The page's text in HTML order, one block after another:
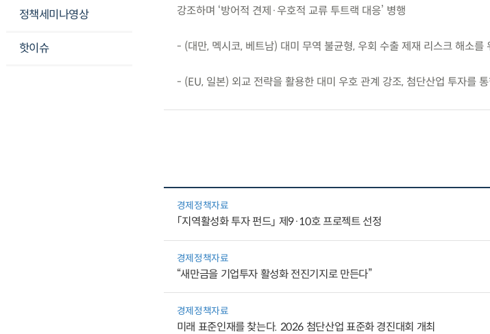
정책세미나영상
핫이슈
강조하며 ‘방어적 견제·우호적 교류 투트랙 대응’ 병행
- (대만, 멕시코, 베트남) 대미 무역 불균형, 우회 수출 제재 리스크 해소를
- (EU, 일본) 외교 전략을 활용한 대미 우호 관계 강조, 첨단산업 투자를
경제정책자료
「지역활성화 투자 펀드」 제9·10호 프로젝트 선정
경제정책자료
“새만금을 기업투자 활성화 전진기지로 만든다”
경제정책자료
미래 표준인재를 찾는다. 2026 첨단산업 표준화 경진대회 개최